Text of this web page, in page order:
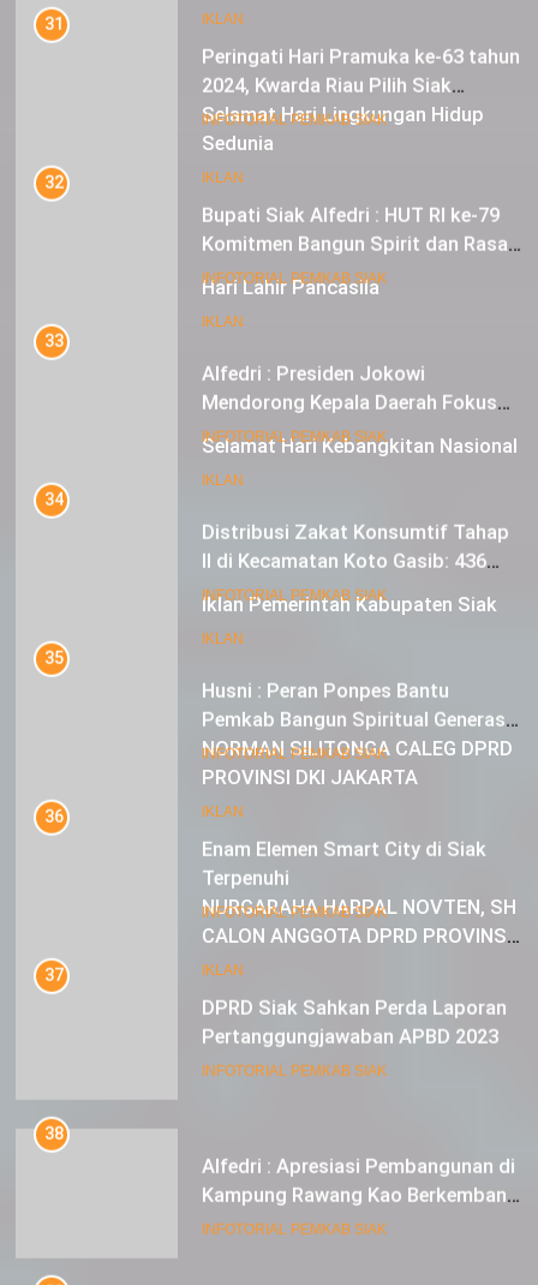
IKLAN
Selamat Hari Lingkungan Hidup
Sedunia
IKLAN
Hari Lahir Pancasila
IKLAN
Selamat Hari Kebangkitan Nasional
IKLAN
Iklan Pemerintah Kabupaten Siak
IKLAN
NORMAN SILITONGA CALEG DPRD
PROVINSI DKI JAKARTA
IKLAN
NURGARAHA HARPAL NOVTEN, SH
CALON ANGGOTA DPRD PROVINSI
DKI JAKARTA
IKLAN
Peringati Hari Pramuka ke-63 tahun
2024, Kwarda Riau Pilih Siak
Sebagai Tuan Rumah
INFOTORIAL PEMKAB SIAK
Bupati Siak Alfedri : HUT RI ke-79
Komitmen Bangun Spirit dan Rasa
Nasionalisme
INFOTORIAL PEMKAB SIAK
Mendorong Kepala Daerah Fokus
pada Inflasi dan Pilkada Serentak
INFOTORIAL PEMKAB SIAK
II di Kecamatan Koto Gasib: 436
Mustahik Terima Bantuan
INFOTORIAL PEMKAB SIAK
Pemkab Bangun Spiritual Generasi
Muda
INFOTORIAL PEMKAB SIAK
Enam Elemen Smart City di Siak
Terpenuhi
INFOTORIAL PEMKAB SIAK
DPRD Siak Sahkan Perda Laporan
Pertanggungjawaban APBD 2023
INFOTORIAL PEMKAB SIAK
38
Kampung Rawang Kao Berkembang
Pesat
INFOTORIAL PEMKAB SIAK
39